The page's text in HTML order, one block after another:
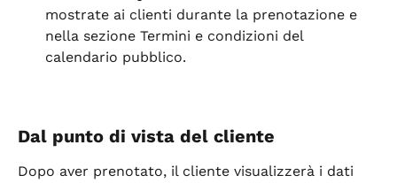
mostrate ai clienti durante la prenotazione e
nella sezione Termini e condizioni del
calendario pubblico.
Dal punto di vista del cliente
Dopo aver prenotato, il cliente visualizzerà i dati